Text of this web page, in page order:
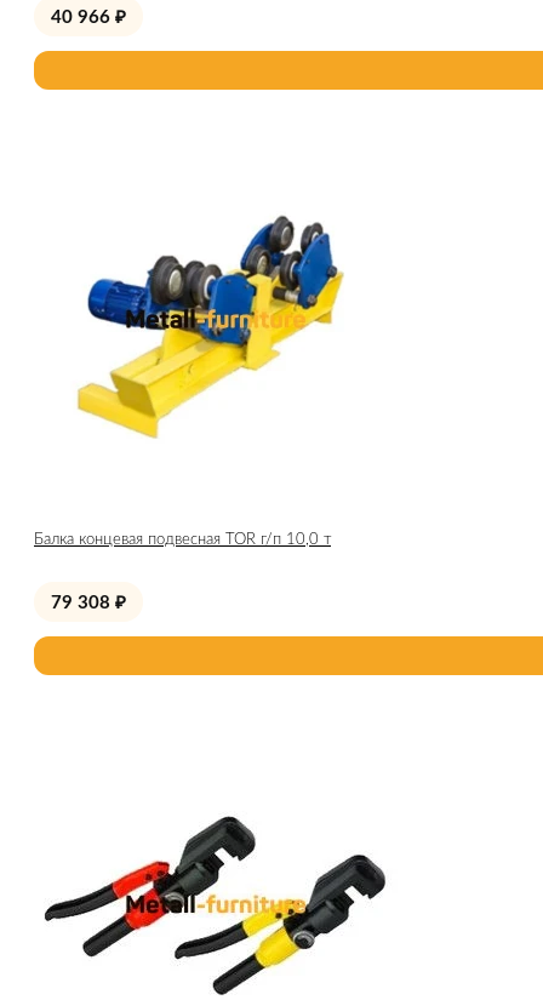
40 966 ₽
Балка концевая подвесная TOR г/п 10,0 т
79 308 ₽